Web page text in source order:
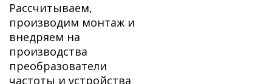
Рассчитываем,
производим монтаж и
внедряем на
производства
преобразователи
частоты и устройства